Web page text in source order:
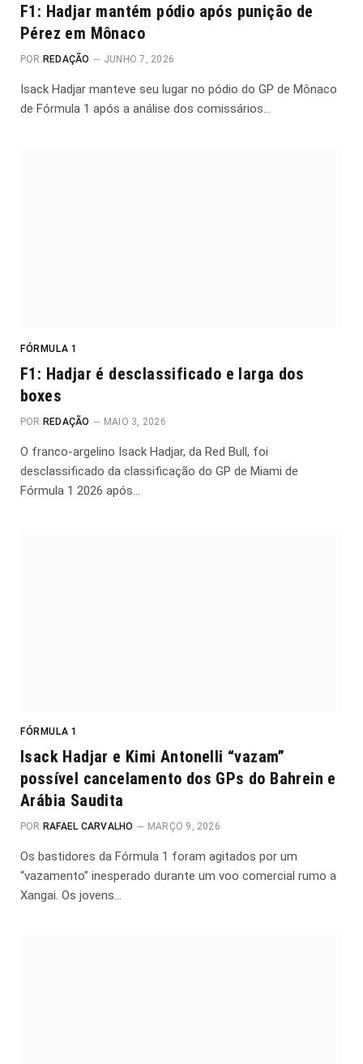
F1: Hadjar mantém pódio após punição de
Pérez em Mônaco
POR REDAÇÃO JUNHO 7, 2026
Isack Hadjar manteve seu lugar no pódio do GP de Mônaco
de Fórmula 1 após a análise dos comissários…
FÓRMULA 1
F1: Hadjar é desclassificado e larga dos
boxes
POR REDAÇÃO MAIO 3, 2026
O franco-argelino Isack Hadjar, da Red Bull, foi
desclassificado da classificação do GP de Miami de
Fórmula 1 2026 após…
FÓRMULA 1
Isack Hadjar e Kimi Antonelli “vazam”
possível cancelamento dos GPs do Bahrein e
Arábia Saudita
POR RAFAEL CARVALHO MARÇO 9, 2026
Os bastidores da Fórmula 1 foram agitados por um
“vazamento” inesperado durante um voo comercial rumo a
Xangai. Os jovens…